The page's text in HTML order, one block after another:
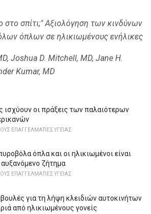
στο σπίτι;" Αξιολόγηση των κινδύνων
όπλων σε ηλικιωμένους ενήλικες
Joshua D. Mitchell, MD, Jane H.
Kumar, MD
ισχύουν οι πράξεις των παλαιότερων
ΕΠΑΓΓΕΛΜΑΤΊΕΣ ΥΓΕΊΑΣ
όπλα και οι ηλικιωμένοι είναι
αυξανόμενο ζήτημα
ΤΟΥΣ ΕΠΑΓΓΕΛΜΑΤΊΕΣ ΥΓΕΊΑΣ
για τη λήψη κλειδιών αυτοκινήτων
από ηλικιωμένους γονείς